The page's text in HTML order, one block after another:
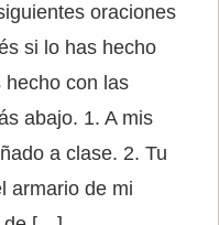
oraciones
si lo has hecho
hecho con las
abajo. 1. A mis
a clase. 2. Tu
armario de mi